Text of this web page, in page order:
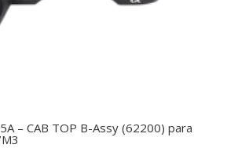
– CAB TOP B-Assy (62200) para